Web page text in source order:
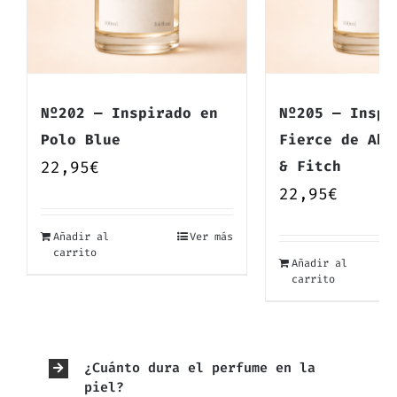
Nº202 — Inspirado en
Polo Blue
22,95€
Añadir al
carrito
Ver más
Nº205 —
Fierce de
& Fitch
22,95€
Añadir al
carrito
¿Cuánto dura el perfume en la
piel?